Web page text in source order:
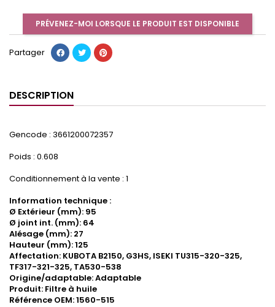
PRÉVENEZ-MOI LORSQUE LE PRODUIT EST DISPONIBLE
Partager
DESCRIPTION
Gencode : 3661200072357
Poids : 0.608
Conditionnement à la vente : 1
Information technique :
Ø Extérieur (mm): 95
Ø joint int. (mm): 64
Alésage (mm): 27
Hauteur (mm): 125
Affectation: KUBOTA B2150, G3HS, ISEKI TU315-320-325,
TF317-321-325, TA530-538
Origine/adaptable: Adaptable
Produit: Filtre à huile
Référence OEM: 1560-515